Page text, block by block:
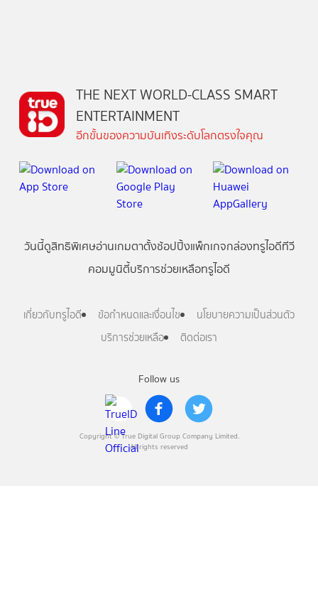
Follow us
Copyright © True Digital Group Company Limited.
All rights reserved
THE NEXT WORLD-CLASS SMART
ENTERTAINMENT
อีกขั้นของความบันเทิงระดับโลกตรงใจคุณ
วันนี้ดูสิทธิพิเศษอ่านเกมตาตั้งช้อปปิ้งแพ็กเกจกล่องทรูไอดีทีวี
คอมมูนิตี้บริการช่วยเหลือทรูไอดี
เกี่ยวกับทรูไอดี ข้อกำหนดและเงื่อนไข
นโยบายความเป็นส่วนตัว
บริการช่วยเหลือ
ติดต่อเรา